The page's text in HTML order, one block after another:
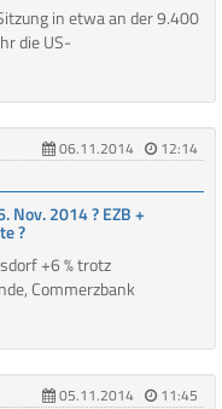
in etwa an der 9.400
die US-
06.11.2014
12:14
Nov. 2014 ? EZB +
?
+6 % trotz
Commerzbank
05.11.2014
11:45